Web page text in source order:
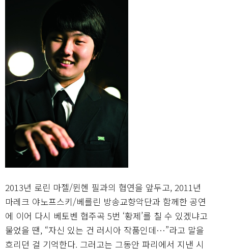
2013년 로린 마젤/뮌헨 필과의 협연을 앞두고, 2011년
마레크 야노프스키/베를린 방송교향악단과 함께한 공연
에 이어 다시 베토벤 협주곡 5번 ‘황제’를 칠 수 있겠냐고
물었을 땐, “자신 있는 건 러시아 작품인데…”라고 말을
흐리던 걸 기억한다. 그러고는 그동안 파리에서 지낸 시